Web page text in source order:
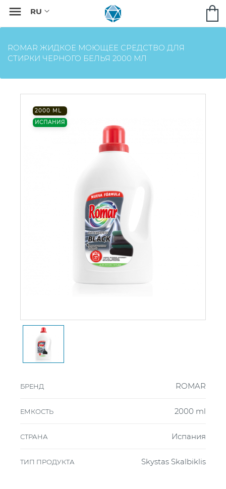

ROMAR ЖИДКОЕ МОЮЩЕЕ СРЕДСТВО ДЛЯ
СТИРКИ ЧЕРНОГО БЕЛЬЯ 2000 МЛ
2000 ML
ИСПАНИЯ
БРЕНД ROMAR
ЕМКОСТЬ 2000 ml
СТРАНА Испания
ТИП ПРОДУКТА Skystas Skalbiklis